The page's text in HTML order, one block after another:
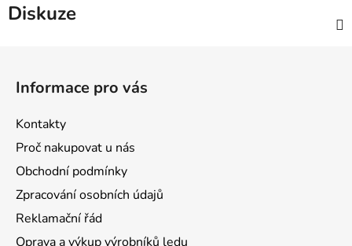
Diskuze
Informace pro vás
Kontakty
Proč nakupovat u nás
Obchodní podmínky
Zpracování osobních údajů
Reklamační řád
Oprava a výkup výrobníků ledu